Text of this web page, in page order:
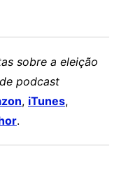
sobre a eleição
podcast
, iTunes,
.